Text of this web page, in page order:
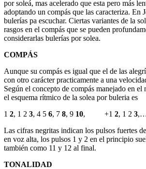
por soleá, mas acelerado que esta pero más
adoptando un compás que las caracteriza. En
bulerías pa escuchar. Ciertas variantes de la
rasgos en el compás que se pueden
considerarlas bulerías por solea.
COMPÁS
Aunque su compás es igual que el de las
con otro carácter practicamente a una
Según el concepto de compás manejado en
el esquema rítmico de la solea por buleria es
1 2, 1 2 3, 4 5 6, 7 8, 9 10, +1 2, 1 2 3
Las cifras negritas indican los pulsos fuertes
en voz alta, los pulsos 1 y 2 en el principio
también como 11 y 12 al final.
TONALIDAD